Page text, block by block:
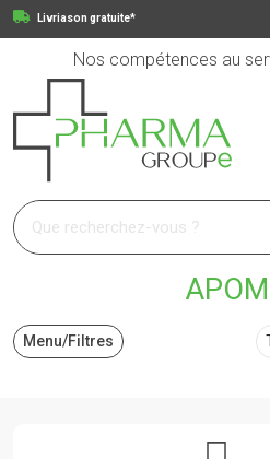
Livriason gratuite*
Nos compétences au
Pharmagroupe Votre pharmacie
Menu/Filtres